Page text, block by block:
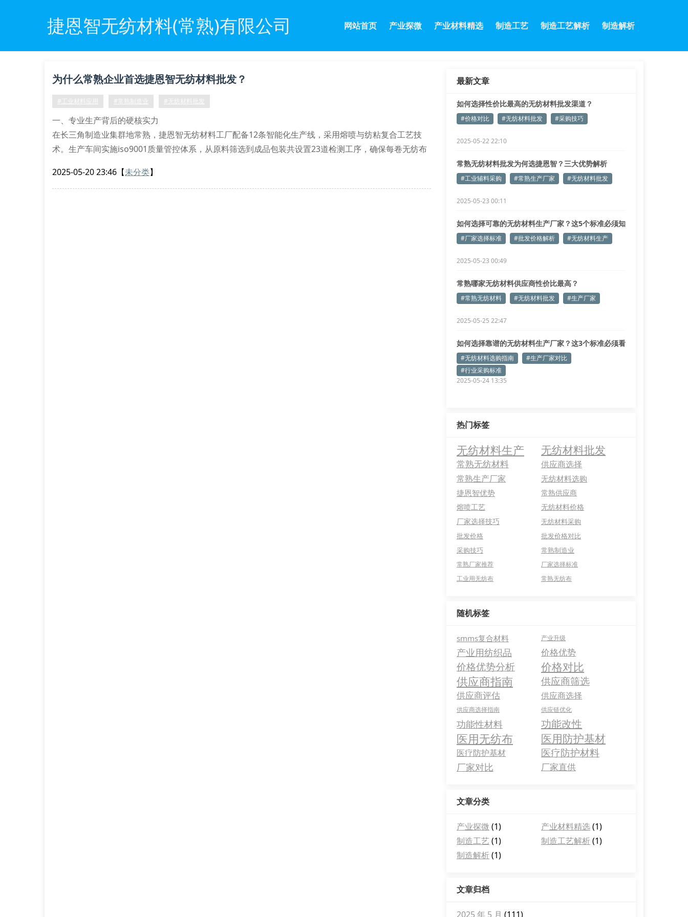
捷恩智无纺材料(常熟)有限公司 网站首页 产业探微 产业材料精选 制造工艺 制造工艺解析 制造解析
为什么常熟企业首选捷恩智无纺材料批发？
#工业材料应用 #常熟制造业 #无纺材料批发
一、专业生产背后的硬核实力
在长三角制造业集群地常熟，捷恩智无纺材料工厂配备12条智能化生产线，采用熔喷与纺粘复合工艺技
术。生产车间实施iso9001质量管控体系，从原料筛选到成品包装共设置23道检测工序，确保每卷无纺布
1.1 核心工艺优势
通过自主研发的超声波分切技术，使产品边缘平整度提升40%。针对医疗防护领域特别开发的抗菌无纺材
2025-05-20 23:46 【未分类】
最新文章
如何选择性价比最高的无纺材料批发渠道？
#价格对比 #无纺材料批发 #采购技巧
2025-05-22 22:10
常熟无纺材料批发为何选捷恩智？三大优势解析
#工业辅料采购 #常熟生产厂家 #无纺材料批发
2025-05-23 00:11
如何选择可靠的无纺材料生产厂家？这5个标准必须知
道！
#厂家选择标准 #批发价格解析 #无纺材料生产
2025-05-23 00:49
常熟哪家无纺材料供应商性价比最高？
#常熟无纺材料 #无纺材料批发 #生产厂家
2025-05-25 22:47
如何选择靠谱的无纺材料生产厂家？这3个标准必须看
#无纺材料选购指南
#生产厂家对比
#行业采购标准
2025-05-24 13:35
热门标签
无纺材料生产 无纺材料批发
常熟无纺材料
供应商选择
常熟生产厂家
无纺材料选购
捷恩智优势
常熟供应商
熔喷工艺
无纺材料价格
厂家选择技巧
无纺材料采购
批发价格
批发价格对比
采购技巧
常熟制造业
常熟厂家推荐
厂家选择标准
工业用无纺布
常熟无纺布
随机标签
smms复合材料 产业升级
产业用纺织品 价格优势
价格优势分析 价格对比
供应商指南 供应商筛选
供应商评估 供应商选择
供应商选择指南 供应链优化
功能性材料 功能改性
医用无纺布 医用防护基材
医疗防护基材 医疗防护材料
厂家对比 厂家直供
文章分类
产业探微 (1) 产业材料精选(1)
制造工艺(1) 制造工艺解析(1)
制造解析(1)
文章归档
2025 年 5 月 (111)